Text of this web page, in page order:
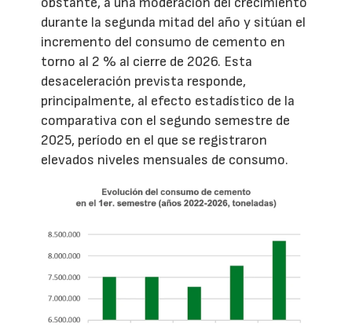
durante la segunda mitad del año y sitúan el
incremento del consumo de cemento en
torno al 2 % al cierre de 2026. Esta
desaceleración prevista responde,
principalmente, al efecto estadístico de la
comparativa con el segundo semestre de
2025, período en el que se registraron
elevados niveles mensuales de consumo.